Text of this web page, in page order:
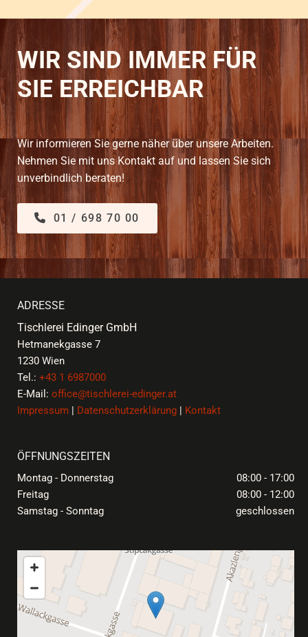
WIR SIND IMMER FÜR
SIE ERREICHBAR
Wir informieren Sie gerne näher über unsere Arbeiten.
Nehmen Sie mit uns Kontakt auf und lassen Sie sich
unverbindlich beraten!
01 / 698 70 00
ADRESSE
Tischlerei Edinger GmbH
Hetmanekgasse 7
1230 Wien
Tel.: +43 1 6987000
E-Mail: office@tischlerei-edinger.at
Impressum | Datenschutzerklärung | Kontakt
ÖFFNUNGSZEITEN
Montag - Donnerstag
08:00 - 17:00
Freitag
08:00 - 12:00
Samstag - Sonntag
geschlossen